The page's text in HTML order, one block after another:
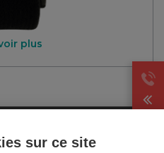
plus
sur ce site